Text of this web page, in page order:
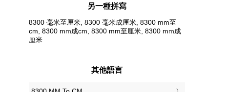
另一種拼寫
8300 毫米至厘米, 8300 毫米成厘米, 8300 mm至
cm, 8300 mm成cm, 8300 mm至厘米, 8300 mm成
厘米
其他語言